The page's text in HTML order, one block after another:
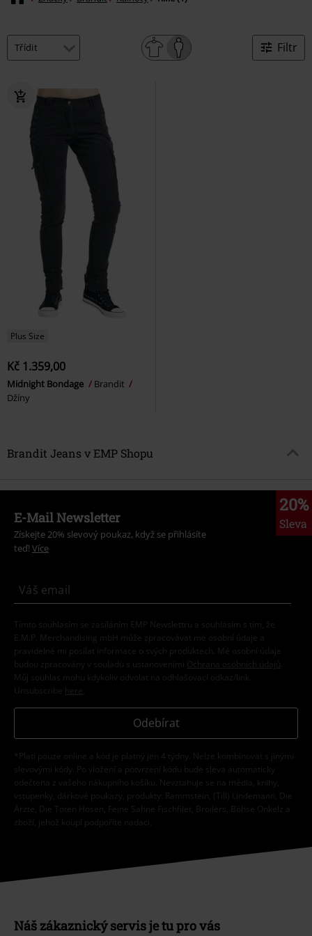
Filtr
Plus Size
Kč 1.359,00
Midnight Bondage
Brandit
Džíny
Brandit Jeans v EMP Shopu
20%
Sleva
E-Mail Newsletter
Získejte 20% slevový poukaz, když se přihlásíte
teď! Více
Tímto souhlasím se zasíláním EMP Newslettru a souhlasím s tím, že
E.M.P. Merchandising mbH může zpracovávat mé osobní údaje a
pravidelně mi posílat informace o svých produktech. Mé osobní údaje
budou zpracovány v souladu s ustanoveními
Ochrana osobních údajů
Můj souhlas mohu kdykoliv odvolat na odhlašovací odkaz/link.
Unsubscribe here
Odebírat
*Platí pouze online a kód je platný jen 4 týdny. Nelze kombinovat s jinými
slevovými kódy. Po vložení a potvrzení kódu bude sleva automaticky
odečtena z vašeho nákupního košíku. Nevztahuje se na média, knihy,
vstupenky, dárkové poukazy, produkty: Rammstein, (Till) Lindemann, Die
Ärzte, Die Toten Hosen, Feine Sahne Fischfilet, Broilers, Böhse Onkelz a
zboží, jehož koupí podpoříte nadaci.
Náš zákaznický servis je tu pro vás